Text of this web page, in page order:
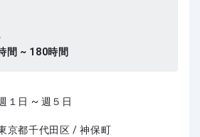
間 ~ 180時間
１日 ~ 週５日
京都千代田区 / 神保町